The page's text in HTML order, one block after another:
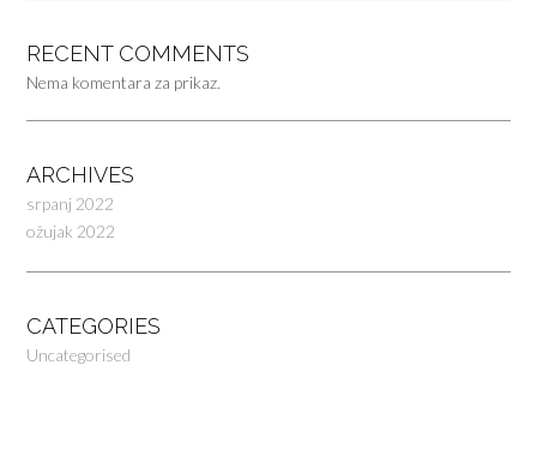
RECENT COMMENTS
Nema komentara za prikaz.
ARCHIVES
srpanj 2022
ožujak 2022
CATEGORIES
Uncategorised